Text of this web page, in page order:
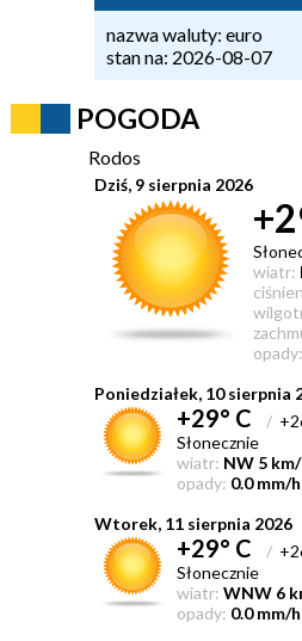
nazwa waluty: euro
stan na: 2026-08-07
POGODA
Rodos
Dziś, 9 sierpnia 2026
wiatr:
opady:
Poniedziałek, 10 sierpnia
+29° C /
Słonecznie
wiatr: NW 5
opady: 0.0 mm/h
Wtorek, 11 sierpnia 2026
+29° C /
Słonecznie
wiatr: WNW 6
opady: 0.0 mm/h